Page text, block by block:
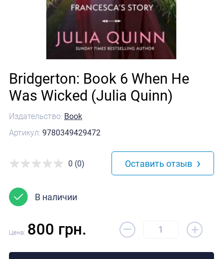
Издательство: Book
Артикул: 9780349429472
Bridgerton: Book 6 When He
Was Wicked (Julia Quinn)
В наличии
0 (0) Оставить отзыв ›
Цена: 800 грн. – +